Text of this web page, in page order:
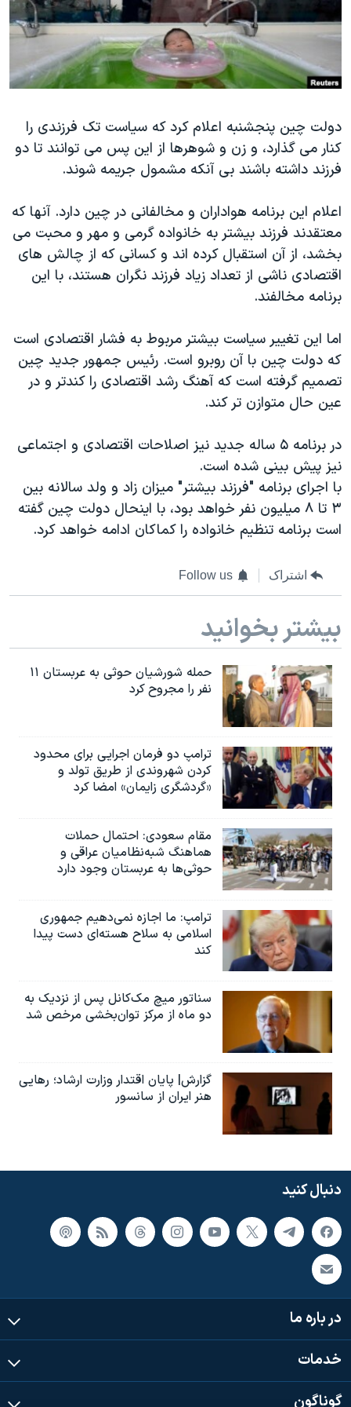
فرهنگ و زندگی
حقوق شهروندی
اقتصادی
اسرائیل در جنگ
گالری عکس
انتخابات ریاست جمهوری آمریکا ۲۰۲۴
حمله جمهوری اسلامی به اسرائیل
ورزش زنان در ایران
اعتراضات زن، زندگی، آزادی
تریبونال مردمی آبان ۹۸
دادگاه حمید نوری
چهل سال گروگان‌گیری
قانون شفافیت دارائی کادر رهبری ایران
اسرائیل در جنگ
نرگس محمدی برنده جایزه نوبل صلح
همایش محافظه‌کاران آمریکا «سی‌پک»
صفحه‌های ویژه
سفر پرزیدنت ترامپ به چین
زبانهای مختلف
دولت چین پنجشنبه اعلام کرد که سیاست تک فرزندی را
کنار می گذارد، و زن و شوهرها از این پس می توانند تا دو
فرزند داشته باشند بی آنکه مشمول جریمه شوند.
اعلام این برنامه هواداران و مخالفانی در چین دارد. آنها که
معتقدند فرزند بیشتر به خانواده گرمی و مهر و محبت می
بخشد، از آن استقبال کرده اند و کسانی که از چالش های
اقتصادی ناشی از تعداد زیاد فرزند نگران هستند، با این
برنامه مخالفند.
اما این تغییر سیاست بیشتر مربوط به فشار اقتصادی است
که دولت چین با آن روبرو است. رئیس جمهور جدید چین
تصمیم گرفته است که آهنگ رشد اقتصادی را کندتر و در
عین حال متوازن تر کند.
در برنامه ۵ ساله جدید نیز اصلاحات اقتصادی و اجتماعی
نیز پیش بینی شده است.
با اجرای برنامه "فرزند بیشتر" میزان زاد و ولد سالانه بین
۳ تا ۸ میلیون نفر خواهد بود، با اینحال دولت چین گفته
است برنامه تنظیم خانواده را کماکان ادامه خواهد کرد.
اشتراک Follow us
بیشتر بخوانید
حمله شورشیان حوثی به عربستان ۱۱
نفر را مجروح کرد
ترامپ دو فرمان اجرایی برای محدود
کردن شهروندی از طریق تولد و
«گردشگری زایمان» امضا کرد
مقام سعودی: احتمال حملات
هماهنگ شبه‌نظامیان عراقی و
حوثی‌ها به عربستان وجود دارد
ترامپ: ما اجازه نمی‌دهیم جمهوری
اسلامی به سلاح هسته‌ای دست پیدا
کند
سناتور میچ مک‌کانل پس از نزدیک به
دو ماه از مرکز توان‌بخشی مرخص شد
گزارش| پایان اقتدار وزارت ارشاد؛ رهایی
هنر ایران از سانسور
دنبال کنید
در باره ما
خدمات
گوناگون